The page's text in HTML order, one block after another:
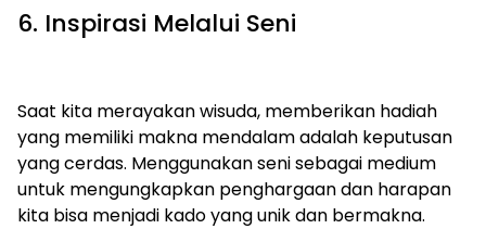
6. Inspirasi Melalui Seni
Saat kita merayakan wisuda, memberikan hadiah
yang memiliki makna mendalam adalah keputusan
yang cerdas. Menggunakan seni sebagai medium
untuk mengungkapkan penghargaan dan harapan
kita bisa menjadi kado yang unik dan bermakna.